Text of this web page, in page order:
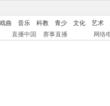
戏曲 音乐 科教 青少 文化
艺术
直播中国 赛事直播 网络